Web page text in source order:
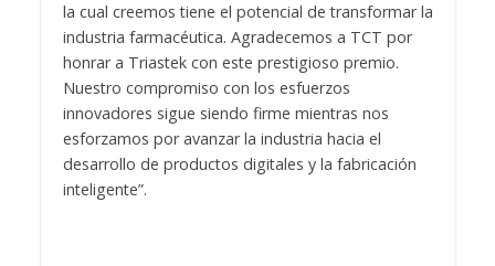
la cual creemos tiene el potencial de transformar la
industria farmacéutica. Agradecemos a TCT por
honrar a Triastek con este prestigioso premio.
Nuestro compromiso con los esfuerzos
innovadores sigue siendo firme mientras nos
esforzamos por avanzar la industria hacia el
desarrollo de productos digitales y la fabricación
inteligente”.